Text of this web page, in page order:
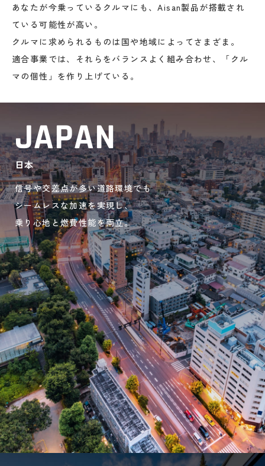
あなたが今乗っているクルマにも、Aisan製品が搭載され
ている可能性が高い。
クルマに求められるものは国や地域によってさまざま。
適合事業では、それらをバランスよく組み合わせ、「クル
マの個性」を作り上げている。
JAPAN
日本
信号や交差点が多い道路環境でも
シームレスな加速を実現し、
乗り心地と燃費性能を両立。